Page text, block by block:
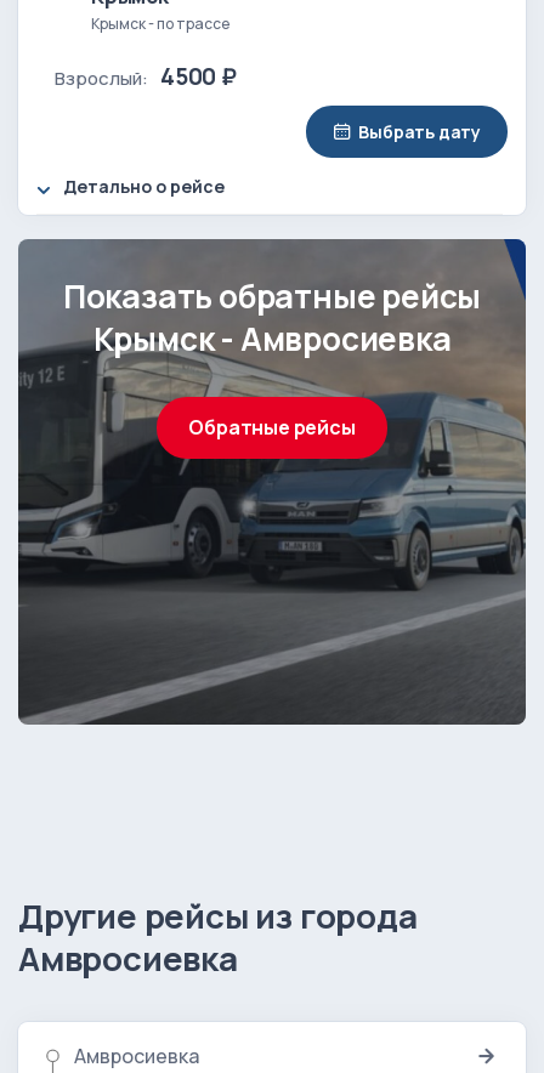
Крымск - по трассе
Взрослый: 4500 ₽
Выбрать дату
Детально о рейсе
Показать обратные рейсы
Крымск - Амвросиевка
Обратные рейсы
Другие рейсы из города
Амвросиевка
Амвросиевка